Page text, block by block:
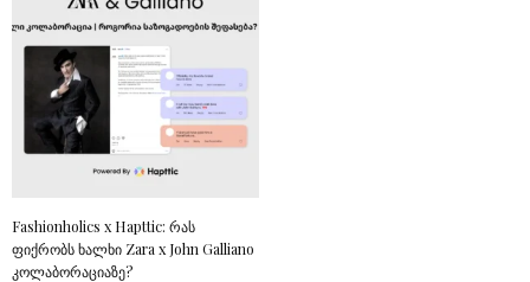
Fashionholics x Hapttic: რას
ფიქრობს ხალხი Zara x John Galliano
კოლაბორაციაზე?